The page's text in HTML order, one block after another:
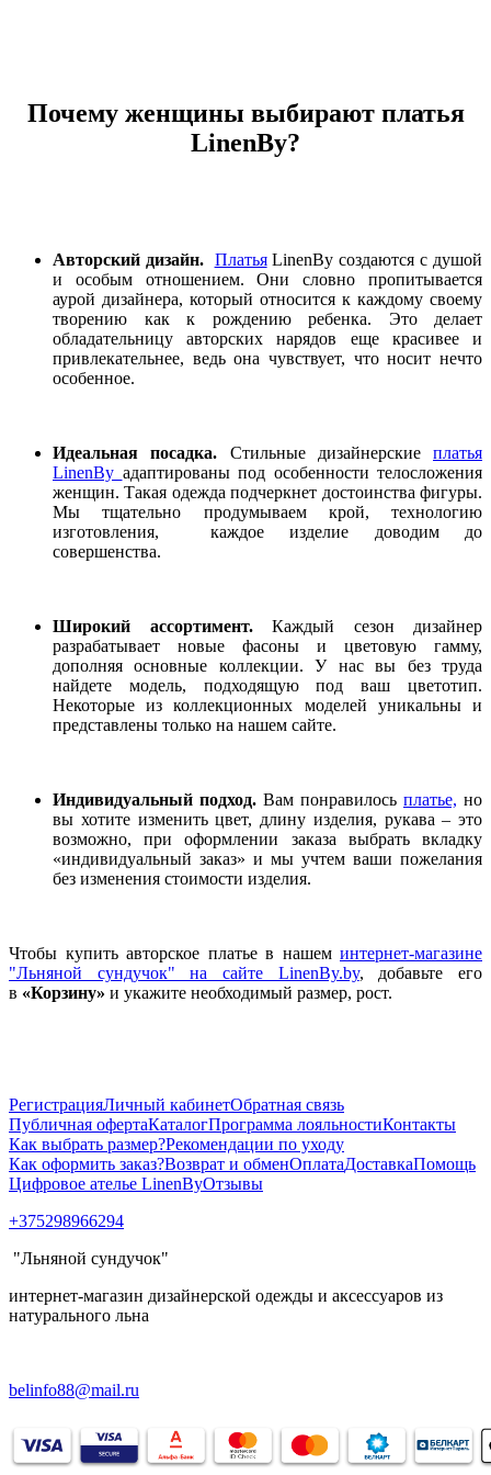
Почему женщины выбирают платья
LinenBy?
Авторский дизайн. ПлатьяLinenBy создаются с душой
и особым отношением. Они словно пропитывается
аурой дизайнера, который относится к каждому своему
творению как к рождению ребенка. Это делает
обладательницу авторских нарядов еще красивее и
привлекательнее, ведь она чувствует, что носит нечто
особенное.
Идеальная посадка. Стильные дизайнерские платья
LinenBy адаптированы под особенности телосложения
женщин. Такая одежда подчеркнет достоинства фигуры.
Мы тщательно продумываем крой, технологию
изготовления, каждое изделие доводим до
совершенства.
Широкий ассортимент.Каждый сезон дизайнер
разрабатывает новые фасоны и цветовую гамму,
дополняя основные коллекции. У нас вы без труда
найдете модель, подходящую под ваш цветотип.
Некоторые из коллекционных моделей уникальны и
представлены только на нашем сайте.
Индивидуальный подход. Вам понравилось платье, но
вы хотите изменить цвет, длину изделия, рукава – это
возможно, при оформлении заказа выбрать вкладку
«индивидуальный заказ» и мы учтем ваши пожелания
без изменения стоимости изделия.
Чтобы купить авторское платье в нашем интернет-магазине
"Льняной сундучок" на сайте LinenBy.by, добавьте его
в «Корзину» и укажите необходимый размер, рост.
РегистрацияЛичный кабинетОбратная связь
Публичная офертаКаталогПрограмма лояльностиКонтакты
Как выбрать размер?Рекомендации по уходу
Как оформить заказ?Возврат и обменОплатаДоставкаПомощь
Цифровое ателье LinenByОтзывы
+375298966294
"Льняной сундучок"
интернет-магазин дизайнерской одежды и аксессуаров из
натурального льна
belinfo88@mail.ru